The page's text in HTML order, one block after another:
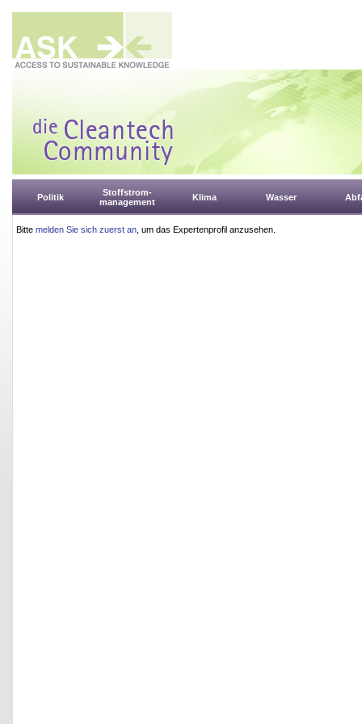
Politik
Stoffstrom-
management
Klima Wasser
Bitte melden Sie sich zuerst an , um das Expertenprofil anzusehen.